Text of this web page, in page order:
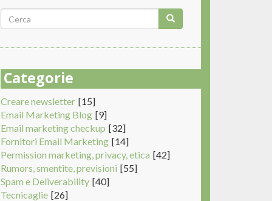
Form
di
ricerca
Categorie
Creare newsletter [15]
Email Marketing Blog [9]
Email marketing checkup [32]
Fornitori Email Marketing [14]
Permission marketing, privacy, etica [42]
Rumors, smentite, previsioni [55]
Spam e Deliverability [40]
Tecnicaglie [26]